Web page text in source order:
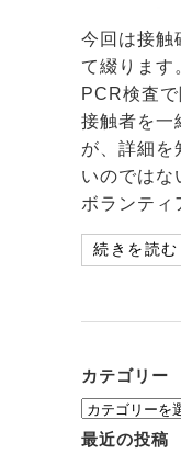
今回は接触
て綴ります
PCR検査
接触者を一
が、詳細を
いのではな
ボランテ
続きを読む
カテゴリー
カ
テ
ゴ
最近の投稿